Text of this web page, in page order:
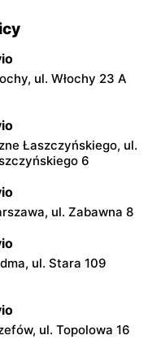
ul. Włochy 23 A
Łaszczyńskiego, ul.
6
ul. Zabawna 8
ul. Stara 109
ul. Topolowa 16